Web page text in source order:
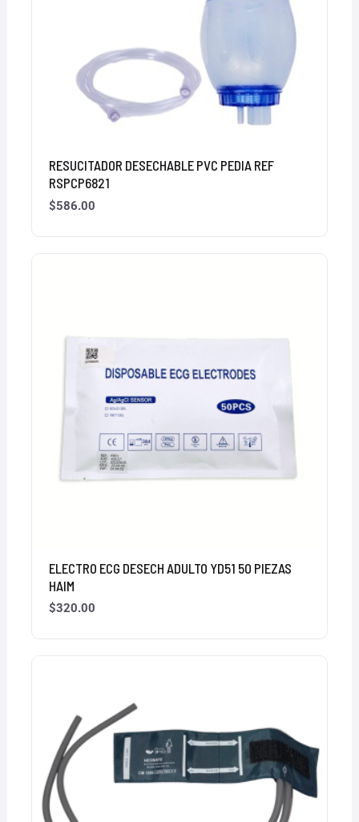
RESUCITADOR DESECHABLE PVC PEDIA REF
RSPCP6821
$586.00
ELECTRO ECG DESECH ADULTO YD51 50 PIEZAS
HAIM
$320.00